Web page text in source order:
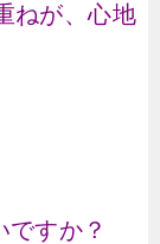
ねが、心地
すか？